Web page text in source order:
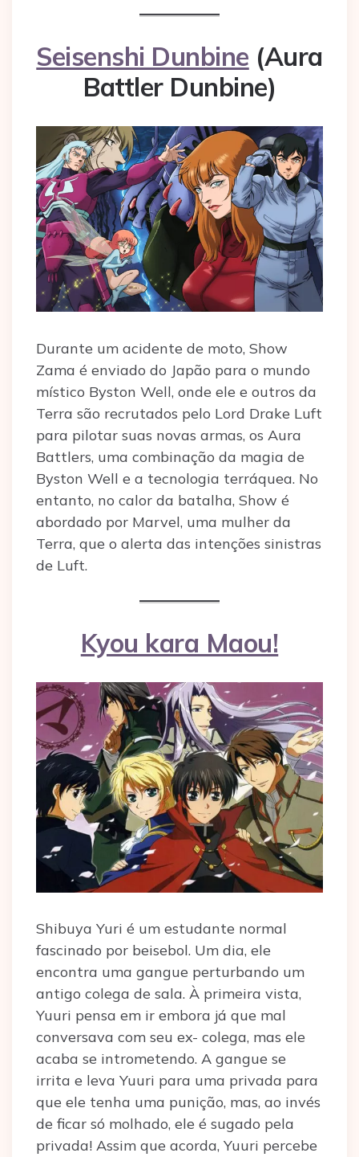
Seisenshi Dunbine (Aura
Battler Dunbine)
Durante um acidente de moto, Show
Zama é enviado do Japão para o mundo
místico Byston Well, onde ele e outros da
Terra são recrutados pelo Lord Drake Luft
para pilotar suas novas armas, os Aura
Battlers, uma combinação da magia de
Byston Well e a tecnologia terráquea. No
entanto, no calor da batalha, Show é
abordado por Marvel, uma mulher da
Terra, que o alerta das intenções sinistras
de Luft.
Kyou kara Maou!
Shibuya Yuri é um estudante normal
fascinado por beisebol. Um dia, ele
encontra uma gangue perturbando um
antigo colega de sala. À primeira vista,
Yuuri pensa em ir embora já que mal
conversava com seu ex- colega, mas ele
acaba se intrometendo. A gangue se
irrita e leva Yuuri para uma privada para
que ele tenha uma punição, mas, ao invés
de ficar só molhado, ele é sugado pela
privada! Assim que acorda, Yuuri percebe